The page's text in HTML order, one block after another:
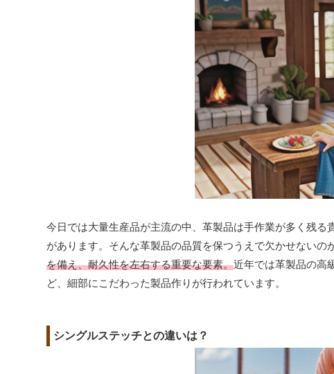
今日では大量生産品が主流の中、革製品は手作業が多く残
があります。そんな革製品の品質を保つうえで欠かせないの
を備え、耐久性を左右する重要な要素。近年では革製品の高
ど、細部にこだわった製品作りが行われています。
シングルステッチとの違いは？